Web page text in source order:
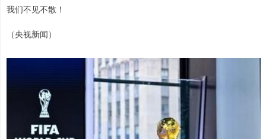
我们不见不散！
（央视新闻）